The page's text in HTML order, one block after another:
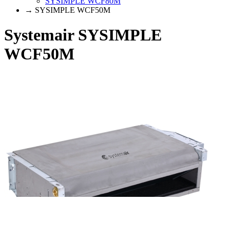
→ SYSIMPLE WCF50M
Systemair SYSIMPLE
WCF50M